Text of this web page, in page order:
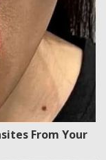
From Your